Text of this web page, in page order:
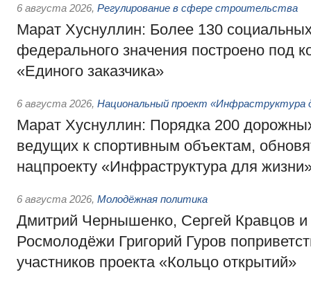
6 августа 2026, Регулирование в сфере строительства
Марат Хуснуллин: Более 130
федерального значения построено под
«Единого заказчика»
6 августа 2026, Национальный проект «Инфраструктура
Марат Хуснуллин: Порядка 200
ведущих к спортивным объектам,
нацпроекту «Инфраструктура для
6 августа 2026, Молодёжная политика
Дмитрий Чернышенко, Сергей Кравцов и
Росмолодёжи Григорий Гуров
участников проекта «Кольцо открытий»